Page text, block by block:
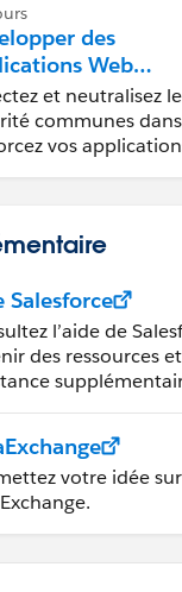
des
Web
et neutralisez
communes
vos
Salesforce
l’aide de
des ressources
votre idée sur